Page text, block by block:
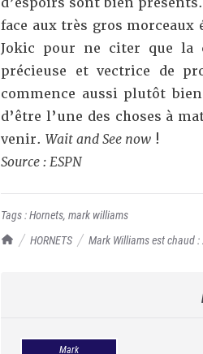
TrashTalk Actu NBA
HORNETS Mark Williams est chaud
face aux très gros
Jokic pour ne citer que la
précieuse et vectrice de
commence aussi plutôt
d’être l’une des choses à
venir. Wait and See now !
Source : ESPN
Tags :Hornets, mark williams
Mark